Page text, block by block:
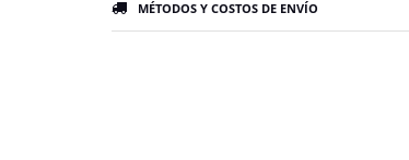
MÉTODOS Y COSTOS DE ENVÍO